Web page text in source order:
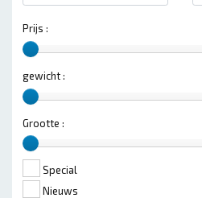
Prijs :
gewicht :
Grootte :
Special
Nieuws